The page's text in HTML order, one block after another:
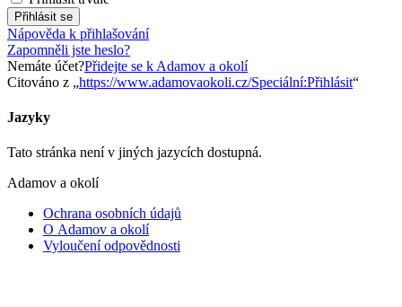
Přihlásit se
Nápověda k přihlašování
Zapomněli jste heslo?
Nemáte účet?Přidejte se k Adamov a okolí
Citováno z „https://www.adamovaokoli.cz/Speciální:Přihlásit“
Jazyky
Tato stránka není v jiných jazycích dostupná.
Adamov a okolí
Ochrana osobních údajů
O Adamov a okolí
Vyloučení odpovědnosti